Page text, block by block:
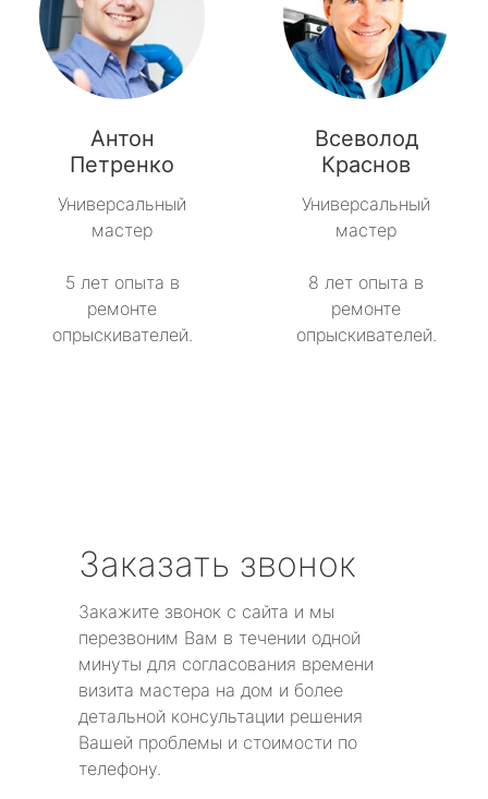
Антон
Петренко
Универсальный
мастер
5 лет опыта в
ремонте
опрыскивателей.
Всеволод
Краснов
Универсальный
мастер
8 лет опыта в
ремонте
опрыскивателей.
Заказать звонок
Закажите звонок с сайта и мы
перезвоним Вам в течении одной
минуты для согласования времени
визита мастера на дом и более
детальной консультации решения
Вашей проблемы и стоимости по
телефону.